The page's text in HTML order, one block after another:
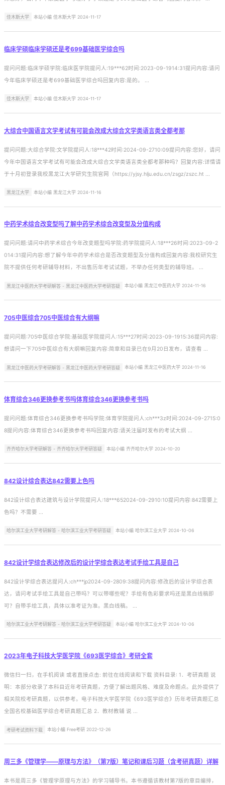
佳木斯大学 本站小编 佳木斯大学 2024-11-17
临床学硕临床学硕还是考699基础医学综合吗
提问问题:临床学硕学院:临床医学院提问人:19***62时间:2023-09-1914:31提问内容:请问
今年临床学硕还是考699基础医学综合吗回复内容:是的。 ...
佳木斯大学 本站小编 佳木斯大学 2024-11-17
大综合中国语言文学考试有可能会改成大综合文学类语言类全都考那
提问问题:大综合学院:文学院提问人:18***42时间:2024-09-2710:09提问内容:您好，请问
今年中国语言文学考试有可能会改成大综合文学类语言类全都考那种吗？回复内容:详情请
于十月初登录我校黑龙江大学研究生院官网（https://yjsy.hlju.edu.cn/zsgz/zszc.ht ...
黑龙江大学 本站小编 黑龙江大学 2024-11-16
中药学术综合改变型吗了解中药学术综合改变型及分值构成
提问问题:请问中药学术综合今年改变题型吗学院:药学院提问人:18***26时间:2023-09-2
014:31提问内容:想了解今年中药学术综合是否改变题型及分值构成回复内容:我校研究生
院不提供任何考研辅导材料，不出售历年考试试题，不举办任何类型的辅导班。 ...
黑龙江中医药大学考研解答 - 黑龙江中医药大学考研答疑 本站小编 黑龙江中医药大学 2024-11-16
705中医综合705中医综合有大纲嘛
提问问题:705中医综合学院:基础医学院提问人:15***27时间:2023-09-1915:36提问内容:
想请问一下705中医综合有大纲嘛回复内容:简章和目录已在9月20日发布，请查看 ...
黑龙江中医药大学考研解答 - 黑龙江中医药大学考研答疑 本站小编 黑龙江中医药大学 2024-11-16
体育综合346更换参考书吗体育综合346更换参考书吗
提问问题:体育综合346更换参考书吗学院:体育学院提问人:ch***3z时间:2024-09-2715:0
8提问内容:体育综合346更换参考书吗回复内容:请关注届时发布的考试大纲 ...
齐齐哈尔大学考研解答 - 齐齐哈尔大学考研答疑 本站小编 齐齐哈尔大学 2024-10-20
842设计综合表达842需要上色吗
842设计综合表达建筑与设计学院提问人:18***652024-09-2910:10提问内容:842需要上
色吗？不需要 ...
哈尔滨工业大学考研解答 - 哈尔滨工业大学考研答疑 本站小编 哈尔滨工业大学 2024-10-06
842设计学综合表达修改后的设计学综合表达考试手绘工具是自己
842设计学综合表达提问人:ch***jp2024-09-2809:38提问内容:修改后的设计学综合表
达，请问考试手绘工具是自己带吗？可以带哪些呢？手绘有色彩要求吗还是黑白线稿即
可？自带手绘工具，具体以准考证为准。黑白线稿。 ...
哈尔滨工业大学考研解答 - 哈尔滨工业大学考研答疑 本站小编 哈尔滨工业大学 2024-10-06
2023年电子科技大学医学院《693医学综合》考研全套
微信扫一扫，在手机阅读 或者直接点击: 前往在线阅读和下载 资料目录: 1．考研真题 说
明：本部分收录了本科目近年考研真题，方便了解出题风格、难度及命题点。此外提供了
相关院校考研真题，以供参考。电子科技大学医学院《693医学综合》历年考研真题汇总
全国名校基础医学综合考研真题汇总 2．教材教辅 说 ...
考研考试资料下载 本站小编 Free考研 2022-12-26
周三多《管理学——原理与方法》（第7版）笔记和课后习题（含考研真题）详解
本书是周三多《管理学原理与方法》的学习辅导书。本书遵循该教材第7版的章目编排，